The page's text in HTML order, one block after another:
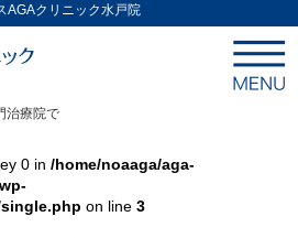
AGAクリニック水戸院
治療院で
0 in /home/noaaga/aga-
on line 3